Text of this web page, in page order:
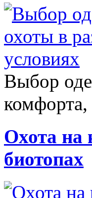
Выбор
комфорта,
Охота на
биотопах